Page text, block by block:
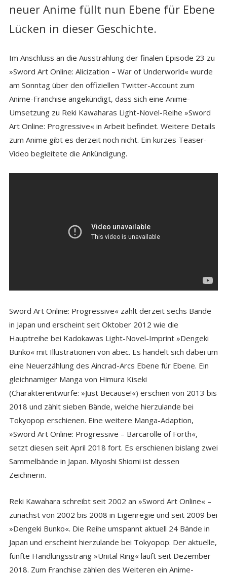
neuer Anime füllt nun Ebene für Ebene
Lücken in dieser Geschichte.
Im Anschluss an die Ausstrahlung der finalen Episode 23 zu
»Sword Art Online: Alicization – War of Underworld« wurde
am Sonntag über den offiziellen Twitter-Account zum
Anime-Franchise angekündigt, dass sich eine Anime-
Umsetzung zu Reki Kawaharas Light-Novel-Reihe »Sword
Art Online: Progressive« in Arbeit befindet. Weitere Details
zum Anime gibt es derzeit noch nicht. Ein kurzes Teaser-
Video begleitete die Ankündigung.
Sword Art Online: Progressive« zählt derzeit sechs Bände
in Japan und erscheint seit Oktober 2012 wie die
Hauptreihe bei Kadokawas Light-Novel-Imprint »Dengeki
Bunko« mit Illustrationen von abec. Es handelt sich dabei um
eine Neuerzählung des Aincrad-Arcs Ebene für Ebene. Ein
gleichnamiger Manga von Himura Kiseki
(Charakterentwürfe: »Just Because!«) erschien von 2013 bis
2018 und zählt sieben Bände, welche hierzulande bei
Tokyopop erschienen. Eine weitere Manga-Adaption,
»Sword Art Online: Progressive – Barcarolle of Forth«,
setzt diesen seit April 2018 fort. Es erschienen bislang zwei
Sammelbände in Japan. Miyoshi Shiomi ist dessen
Zeichnerin.
Reki Kawahara schreibt seit 2002 an »Sword Art Online« –
zunächst von 2002 bis 2008 in Eigenregie und seit 2009 bei
»Dengeki Bunko«. Die Reihe umspannt aktuell 24 Bände in
Japan und erscheint hierzulande bei Tokyopop. Der aktuelle,
fünfte Handlungsstrang »Unital Ring« läuft seit Dezember
2018. Zum Franchise zählen des Weiteren ein Anime-